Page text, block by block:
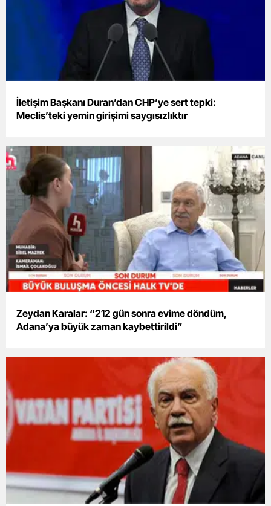
İletişim Başkanı Duran’dan CHP’ye sert tepki:
Meclis’teki yemin girişimi saygısızlıktır
Zeydan Karalar: “212 gün sonra evime döndüm,
Adana’ya büyük zaman kaybettirildi”